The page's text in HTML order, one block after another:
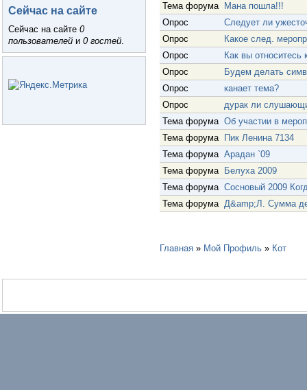
Сейчас на сайте
Сейчас на сайте 0
пользователей и 0 гостей.
Тема форума
Мана пошла!!!
Опрос
Следует ли
Опрос
Какое след.
Опрос
Как вы
Опрос
Будем делать
Опрос
канает тема?
Опрос
дурак ли
Тема форума Об участии в
Тема форума
Пик Ленина 7134
Тема форума Арадан `09
Тема форума
Белуха 2009
Тема форума Сосновый 2009
Тема форума Д&amp;Л. Сумма
Главная » Мой Профиль » Кот